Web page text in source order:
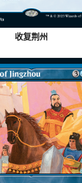
收复荆州